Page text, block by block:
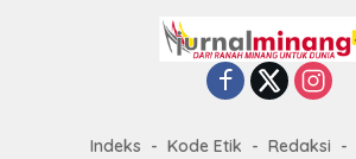
Indeks Kode Etik Redaksi